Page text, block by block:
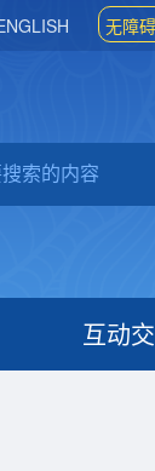
无障
互动